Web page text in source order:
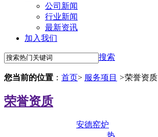
公司新闻
行业新闻
最新资讯
加入我们
搜索
您当前的位置 ： 首页> 服务项目 >荣誉资质
荣誉资质
安德窑炉